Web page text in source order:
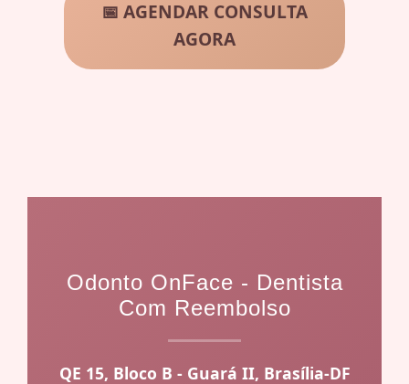
📅 AGENDAR CONSULTA
AGORA
Odonto OnFace - Dentista
Com Reembolso
QE 15, Bloco B - Guará II, Brasília-DF